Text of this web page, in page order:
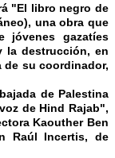
"El libro negro de
una obra que
jóvenes gazatíes
la destrucción, en
su coordinador,
de Palestina
de Hind Rajab",
Kaouther Ben
Raúl Incertis, de